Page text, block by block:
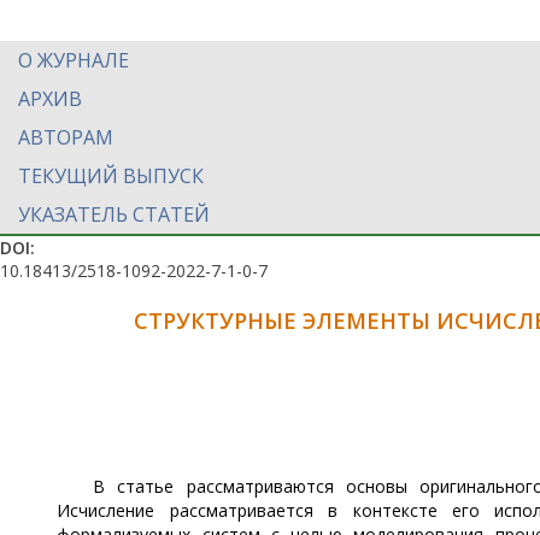
О ЖУРНАЛЕ
АРХИВ
АВТОРАМ
ТЕКУЩИЙ ВЫПУСК
УКАЗАТЕЛЬ СТАТЕЙ
DOI:
10.18413/2518-1092-2022-7-1-0-7
СТРУКТУРНЫЕ ЭЛЕМЕНТЫ
В статье рассматриваются основы
Исчисление рассматривается в контексте его